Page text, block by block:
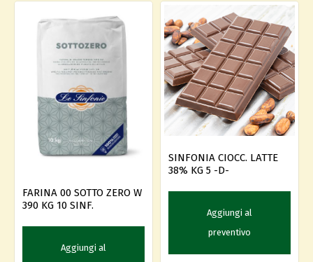
FARINA 00 SOTTO ZERO W
390 KG 10 SINF.
Aggiungi al
SINFONIA CIOCC. LATTE
38% KG 5 -D-
Aggiungi al
preventivo